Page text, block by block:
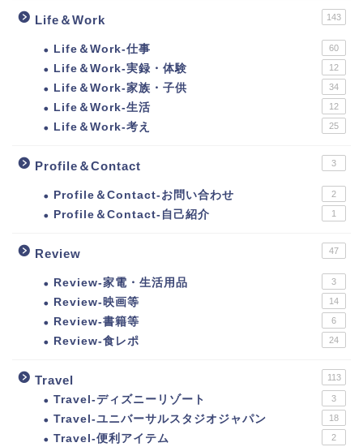
Life＆Work 143
Life＆Work-仕事 60
Life＆Work-実録・体験 12
Life＆Work-家族・子供 34
Life＆Work-生活 12
Life＆Work-考え 25
Profile＆Contact 3
Profile＆Contact-お問い合わせ 2
Profile＆Contact-自己紹介 1
Review 47
Review-家電・生活用品 3
Review-映画等 14
Review-書籍等 6
Review-食レポ 24
Travel 113
Travel-ディズニーリゾート 3
Travel-ユニバーサルスタジオジャパン 18
Travel-便利アイテム 2